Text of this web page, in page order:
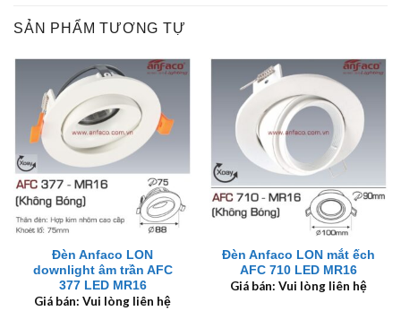
SẢN PHẨM TƯƠNG TỰ
Đèn Anfaco LON
downlight âm trần AFC
377 LED MR16
Giá bán: Vui lòng liên hệ
Đèn Anfaco LON mắt ếch
AFC 710 LED MR16
Giá bán: Vui lòng liên hệ